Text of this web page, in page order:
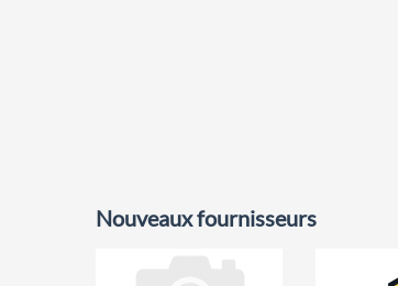
Nouveaux fournisseurs